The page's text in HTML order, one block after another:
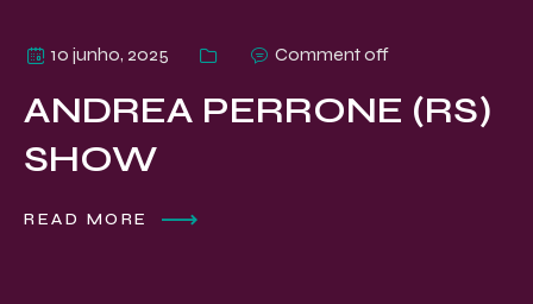
10 junho, 2025 Comment off
ANDREA PERRONE (RS)
SHOW
READ MORE